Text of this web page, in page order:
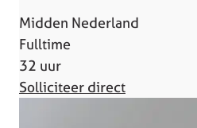
Midden Nederland
Fulltime
32 uur
Solliciteer direct